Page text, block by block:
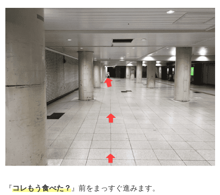
『コレもう食べた？ 』前をまっすぐ進みます。